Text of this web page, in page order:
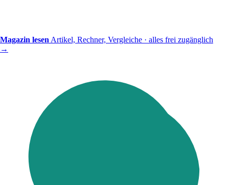
Magazin lesen Artikel, Rechner, Vergleiche · alles frei zugänglich
→